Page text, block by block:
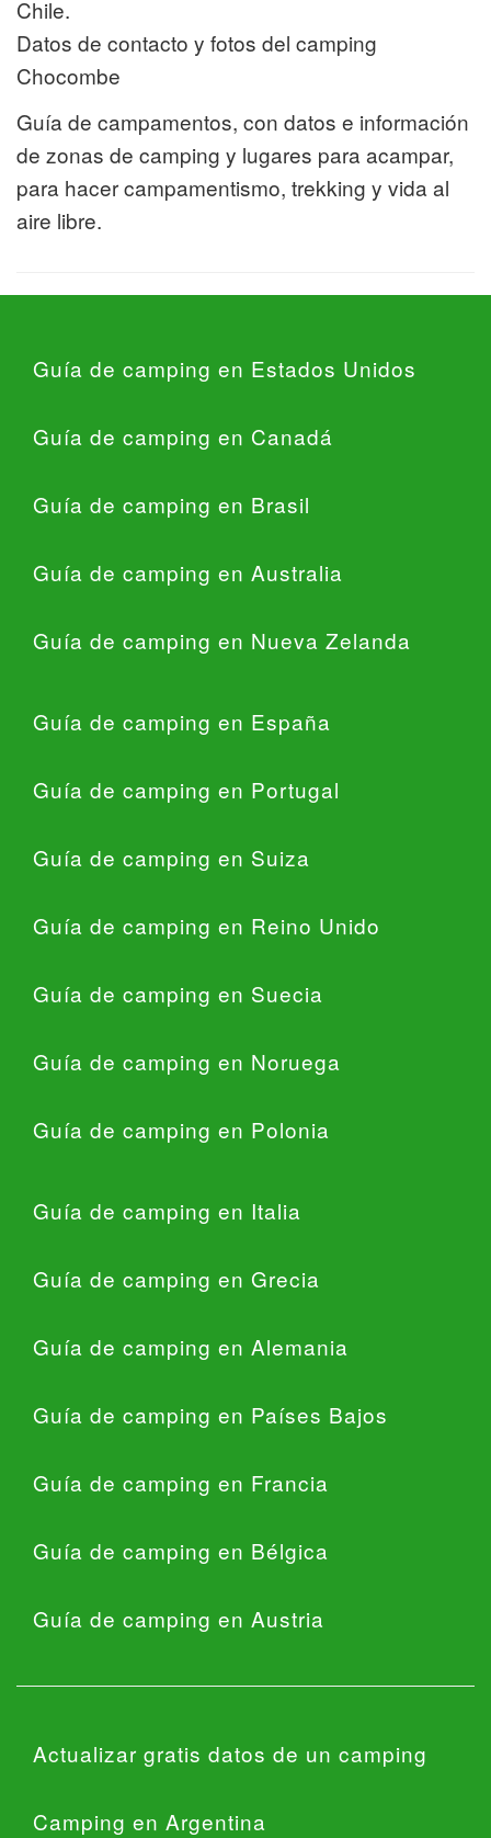
Chile.
Datos de contacto y fotos del camping
Chocombe
Guía de campamentos, con datos e información
de zonas de camping y lugares para acampar,
para hacer campamentismo, trekking y vida al
aire libre.
Guía de camping en Estados Unidos
Guía de camping en Canadá
Guía de camping en Brasil
Guía de camping en Australia
Guía de camping en Nueva Zelanda
Guía de camping en España
Guía de camping en Portugal
Guía de camping en Suiza
Guía de camping en Reino Unido
Guía de camping en Suecia
Guía de camping en Noruega
Guía de camping en Polonia
Guía de camping en Italia
Guía de camping en Grecia
Guía de camping en Alemania
Guía de camping en Países Bajos
Guía de camping en Francia
Guía de camping en Bélgica
Guía de camping en Austria
Actualizar gratis datos de un camping
Camping en Argentina